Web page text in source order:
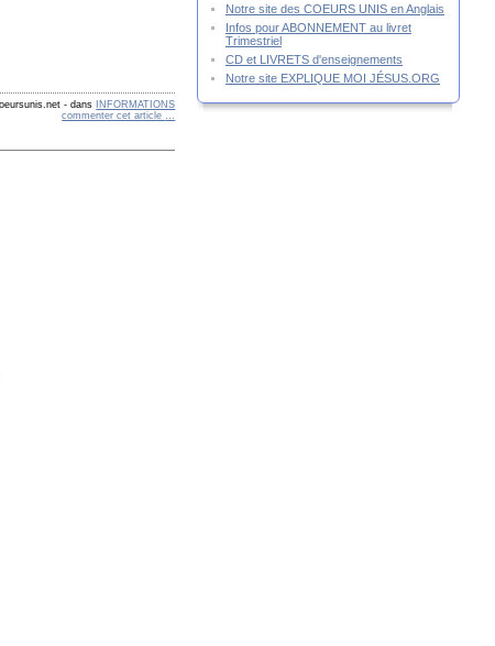
- dans
INFORMATIONS
commenter cet article
Notre site des COEURS UNIS en Anglais
Infos pour ABONNEMENT au livret
Trimestriel
CD et LIVRETS d'enseignements
Notre site EXPLIQUE MOI JÉSUS.ORG